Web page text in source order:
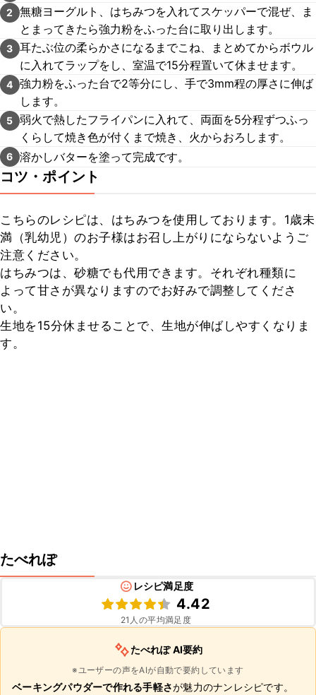
2
無糖ヨーグルト、はちみつを入れてスケッパーで混ぜ、ま
とまってきたら強力粉をふった台に取り出します。
3 耳たぶ位の柔らかさになるまでこね、まとめてからボウル
に入れてラップをし、室温で15分程置いて休ませます。
4 強力粉をふった台で2等分にし、手で3mm程の厚さに伸ば
します。
5 弱火で熱したフライパンに入れて、両面を5分程ずつふっ
くらして焼き色が付くまで焼き、火からおろします。
6 溶かしバターを塗って完成です。
コツ・ポイント
こちらのレシピは、はちみつを使用しております。1歳未
満（乳幼児）のお子様はお召し上がりにならないようご
注意ください。
はちみつは、砂糖でも代用できます。それぞれ種類に
よって甘さが異なりますのでお好みで調整してくださ
い。
生地を15分休ませることで、生地が伸ばしやすくなりま
す。
たべれぽ
レシピ満足度
4.42
21 人の平均満足度
たべれぽ AI要約
※ユーザーの声をAIが自動で要約しています
ベーキングパウダーで作れる手軽さが魅力のナンレシピです。